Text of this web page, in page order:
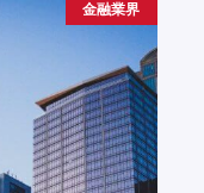
金融業界